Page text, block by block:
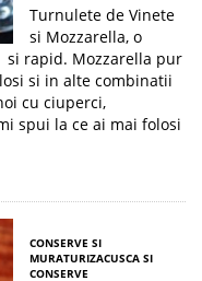
Turnulete de Vinete
si Mozzarella, o
si rapid. Mozzarella pur
si in alte combinatii
cu ciuperci,
spui la ce ai mai folosi
CONSERVE SI
MURATURIZACUSCA SI
CONSERVE